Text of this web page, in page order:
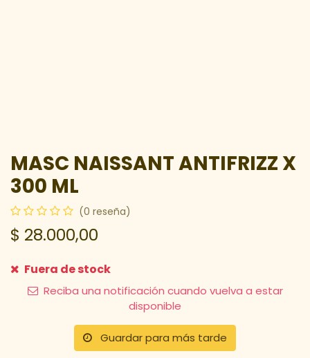
MASC NAISSANT ANTIFRIZZ X
300 ML
(0 reseña)
$ 28.000,00
Fuera de stock
Reciba una notificación cuando vuelva a estar
disponible
Guardar para más tarde